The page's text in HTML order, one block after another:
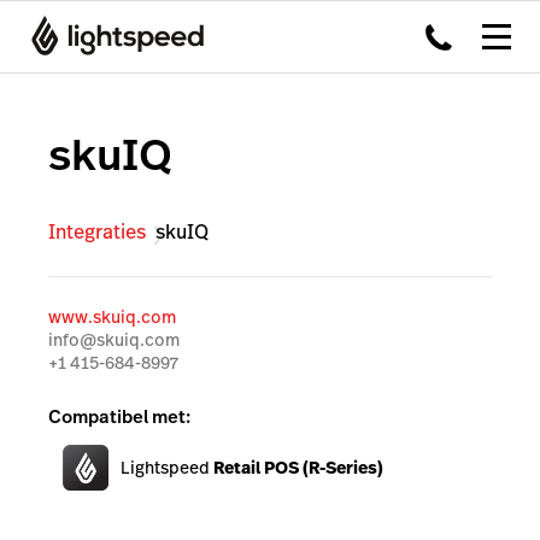
skuIQ
Integraties skuIQ
www.skuiq.com
info@skuiq.com
+1 415-684-8997
Compatibel met:
Lightspeed Retail POS (R-Series)